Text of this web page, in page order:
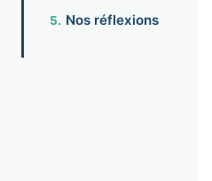
Nos réflexions